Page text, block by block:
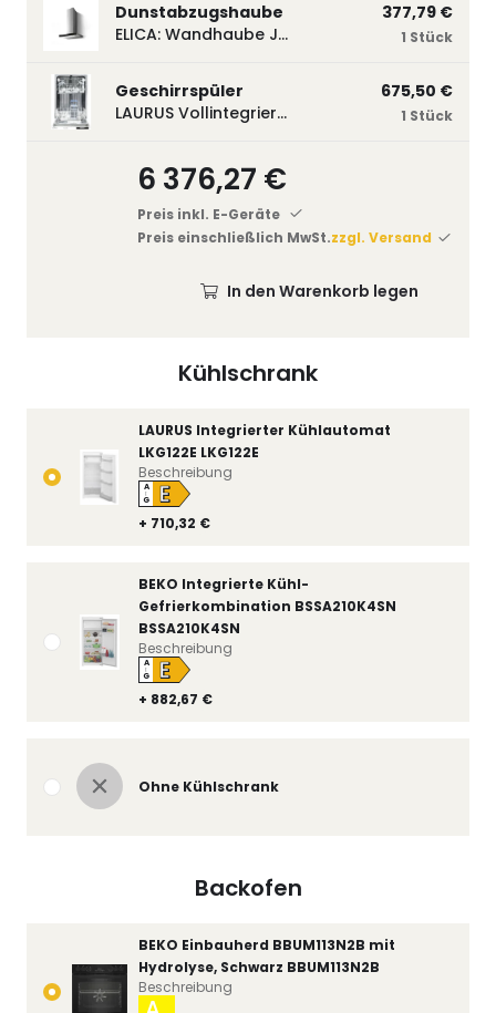
Kühlschrank
LAURUS Integrierter Kühlautomat
LKG122E LKG122E
+ 710,32 €
A
↑
G E
Beschreibung
BEKO Integrierte Kühl-
Gefrierkombination BSSA210K4SN
BSSA210K4SN
+ 882,67 €
A
↑
G E
Beschreibung
Ohne Kühlschrank
Backofen
BEKO Einbauherd BBUM113N2B mit
Hydrolyse, Schwarz BBUM113N2B
Beschreibung
Dunstabzugshaube
ELICA: Wandhaube JOYE 60-A,600 mm breit Edelstahl JOYE60A
377,79 €
1 Stück
Geschirrspüler
LAURUS Vollintegrierter Geschirrspüler LSV45-3, 450 mm breit, 3 Programme LSV45-3
675,50 €
1 Stück
6 376,27 €
Preis inkl. E-Geräte
Preis einschließlich MwSt.zzgl. Versand
In den Warenkorb legen